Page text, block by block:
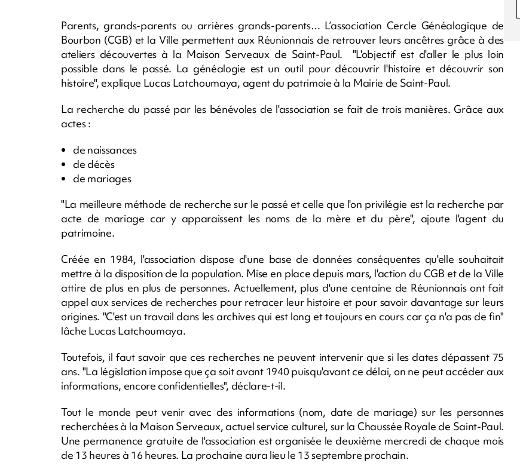
Parents, grands-parents ou arrières grands-parents… L’association Cercle Généalogique de
Bourbon (CGB) et la Ville permettent aux Réunionnais de retrouver leurs ancêtres grâce à des
ateliers découvertes à la Maison Serveaux de Saint-Paul. "L'objectif est d'aller le plus loin
possible dans le passé. La généalogie est un outil pour découvrir l'histoire et découvrir son
histoire", explique Lucas Latchoumaya, agent du patrimoie à la Mairie de Saint-Paul.
La recherche du passé par les bénévoles de l'association se fait de trois manières. Grâce aux
actes :
de naissances
de décès
de mariages
"La meilleure méthode de recherche sur le passé et celle que l'on privilégie est la recherche par
acte de mariage car y apparaissent les noms de la mère et du père", ajoute l'agent du
patrimoine.
Créée en 1984, l'association dispose d'une base de données conséquentes qu'elle souhaitait
mettre à la disposition de la population. Mise en place depuis mars, l'action du CGB et de la Ville
attire de plus en plus de personnes. Actuellement, plus d'une centaine de Réunionnais ont fait
appel aux services de recherches pour retracer leur histoire et pour savoir davantage sur leurs
origines. "C'est un travail dans les archives qui est long et toujours en cours car ça n'a pas de fin"
lâche Lucas Latchoumaya.
Toutefois, il faut savoir que ces recherches ne peuvent intervenir que si les dates dépassent 75
ans. "La législation impose que ça soit avant 1940 puisqu'avant ce délai, on ne peut accéder aux
informations, encore confidentielles", déclare-t-il.
Tout le monde peut venir avec des informations (nom, date de mariage) sur les personnes
recherchées à la Maison Serveaux, actuel service culturel, sur la Chaussée Royale de Saint-Paul.
Une permanence gratuite de l'association est organisée le deuxième mercredi de chaque mois
de 13 heures à 16 heures. La prochaine aura lieu le 13 septembre prochain.